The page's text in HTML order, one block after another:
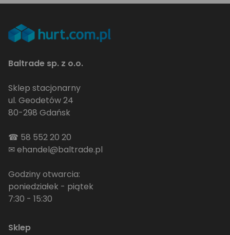
Baltrade sp. z o.o.
Sklep stacjonarny
ul. Geodetów 24
80-298 Gdańsk
☎ 58 552 20 20
✉ehandel@baltrade.pl
Godziny otwarcia:
poniedziałek - piątek
7:30 - 15:30
Sklep